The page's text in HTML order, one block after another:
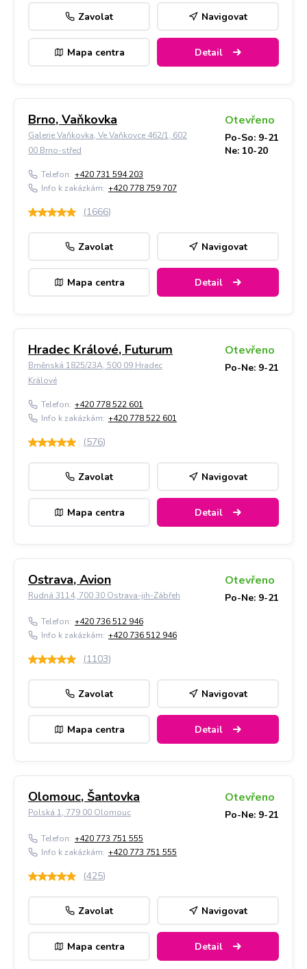
Zavolat Navigovat
Mapa centra Detail
Brno, Vaňkovka
Galerie Vaňkovka, Ve Vaňkovce 462/1, 602
00 Brno-střed
Otevřeno
Po-So: 9-21
Ne: 10-20
Telefon: +420 731 594 203
Info k zakázkám: +420 778 759 707
(1666)
Zavolat Navigovat
Mapa centra Detail
Hradec Králové, Futurum
Brněnská 1825/23A, 500 09 Hradec
Králové
Otevřeno
Po-Ne: 9-21
Telefon: +420 778 522 601
Info k zakázkám: +420 778 522 601
(576)
Zavolat Navigovat
Mapa centra Detail
Ostrava, Avion
Rudná 3114, 700 30 Ostrava-jih-Zábřeh
Otevřeno
Po-Ne: 9-21
Telefon: +420 736 512 946
Info k zakázkám: +420 736 512 946
(1103)
Zavolat Navigovat
Mapa centra Detail
Olomouc, Šantovka
Polská 1, 779 00 Olomouc
Otevřeno
Po-Ne: 9-21
Telefon: +420 773 751 555
Info k zakázkám: +420 773 751 555
(425)
Zavolat Navigovat
Mapa centra Detail